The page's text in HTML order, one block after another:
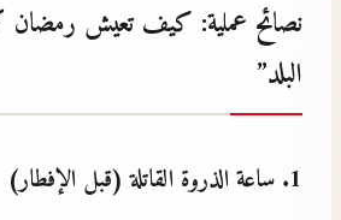
نصائح عملية: كيف تعيش رمضان
البلد”
1. ساعة الذروة القاتلة (قبل الإفطار)